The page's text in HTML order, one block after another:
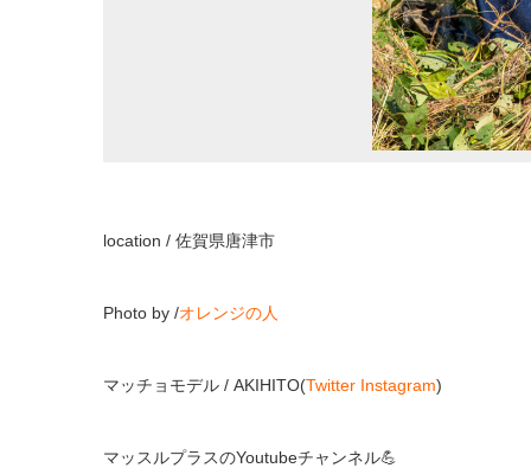
location / 佐賀県唐津市
Photo by /オレンジの人
マッチョモデル / AKIHITO(Twitter Instagram)
マッスルプラスのYoutubeチャンネル💪